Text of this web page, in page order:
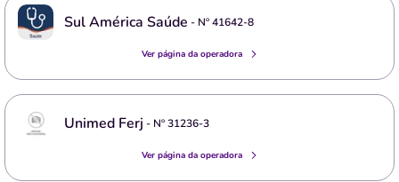
Sul América Saúde - Nº41642-8
Ver página da operadora
Unimed Ferj - Nº31236-3
Ver página da operadora